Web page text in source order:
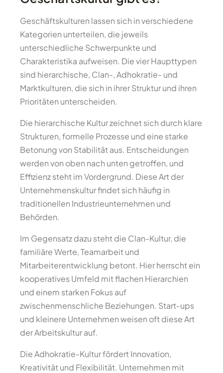
Geschäftskulturen lassen sich in verschiedene
Kategorien unterteilen, die jeweils
unterschiedliche Schwerpunkte und
Charakteristika aufweisen. Die vier Haupttypen
sind hierarchische, Clan-, Adhokratie- und
Marktkulturen, die sich in ihrer Struktur und ihren
Prioritäten unterscheiden.
Die hierarchische Kultur zeichnet sich durch klare
Strukturen, formelle Prozesse und eine starke
Betonung von Stabilität aus. Entscheidungen
werden von oben nach unten getroffen, und
Effizienz steht im Vordergrund. Diese Art der
Unternehmenskultur findet sich häufig in
traditionellen Industrieunternehmen und
Behörden.
Im Gegensatz dazu steht die Clan-Kultur, die
familiäre Werte, Teamarbeit und
Mitarbeiterentwicklung betont. Hier herrscht ein
kooperatives Umfeld mit flachen Hierarchien
und einem starken Fokus auf
zwischenmenschliche Beziehungen. Start-ups
und kleinere Unternehmen weisen oft diese Art
der Arbeitskultur auf.
Die Adhokratie-Kultur fördert Innovation,
Kreativität und Flexibilität. Unternehmen mit